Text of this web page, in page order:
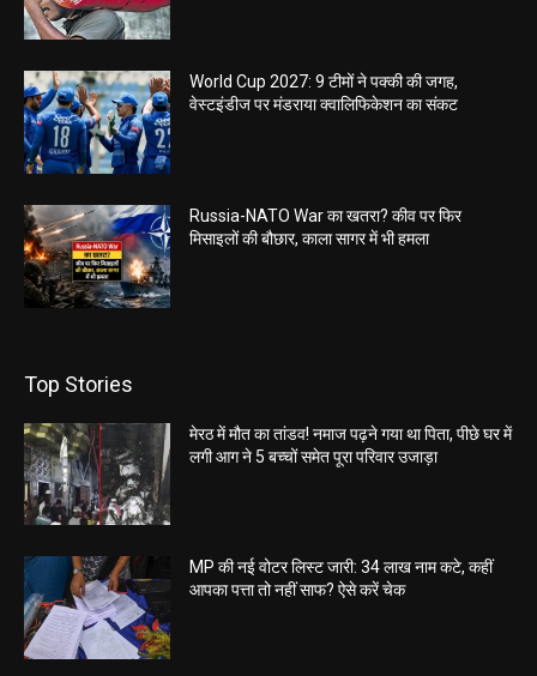
World Cup 2027: 9 टीमों ने पक्की की जगह,
वेस्टइंडीज पर मंडराया क्वालिफिकेशन का संकट
Russia-NATO War का खतरा? कीव पर फिर
मिसाइलों की बौछार, काला सागर में भी हमला
Top Stories
मेरठ में मौत का तांडव! नमाज पढ़ने गया था पिता, पीछे घर में
लगी आग ने 5 बच्चों समेत पूरा परिवार उजाड़ा
MP की नई वोटर लिस्ट जारी: 34 लाख नाम कटे, कहीं
आपका पत्ता तो नहीं साफ? ऐसे करें चेक